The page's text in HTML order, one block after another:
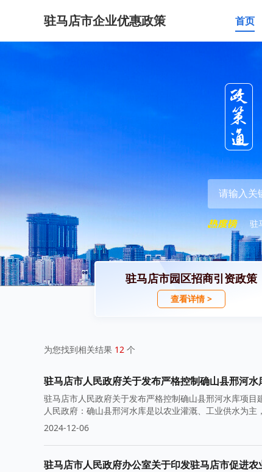
驻马店市企业优惠政策 首页
驻
驻马店市园区招商引资政策
查看详情 >
为您找到相关结果 12 个
驻马店市人民政府关于发布严格控制确山县邢河
驻马店市人民政府关于发布严格控制确山县邢河水库项
人民政府：确山县邢河水库是以农业灌溉、工业供水为
2024-12-06
驻马店市人民政府办公室关于印发驻马店市促进